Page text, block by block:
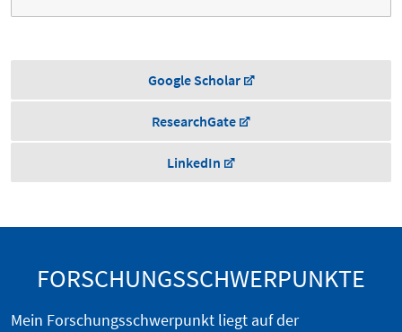
Google Scholar
ResearchGate
LinkedIn
FORSCHUNGSSCHWERPUNKTE
Mein Forschungsschwerpunkt liegt auf der